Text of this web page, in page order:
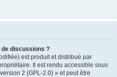
de discussions ?
est produit et distribué par
Il est rendu accessible sous
2 (GPL-2.0) » et peut être